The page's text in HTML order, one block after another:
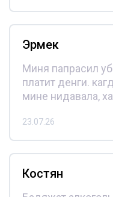
Эрмек
Миня папрасил
платит денги.
мине нидавала,
23.07.26
Костян